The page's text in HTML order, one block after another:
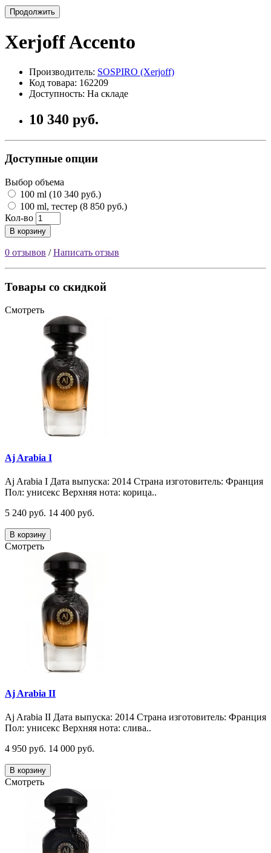
Продолжить
Xerjoff Accento
Производитель: SOSPIRO (Xerjoff)
Код товара: 162209
Доступность: На складе
10 340 руб.
Доступные опции
Выбор объема
100 ml (10 340 руб.)
100 ml, тестер (8 850 руб.)
Кол-во
В корзину
0 отзывов /Написать отзыв
Товары со скидкой
Смотреть
Aj Arabia I
Aj Arabia I Дата выпуска: 2014 Страна изготовитель: Франция
Пол: унисекс Верхняя нота: корица..
5 240 руб. 14 400 руб.
В корзину
Смотреть
Aj Arabia II
Aj Arabia II Дата выпуска: 2014 Страна изготовитель: Франция
Пол: унисекс Верхняя нота: слива..
4 950 руб. 14 000 руб.
В корзину
Смотреть